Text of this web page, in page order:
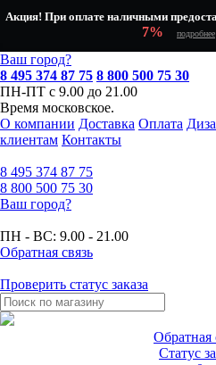
Акция! При оплате наличными
7%
подробнее
Ваш город?
8 495 374 87 75 8 800 500 75 30
ПН-ПТ с 9.00 до 21.00
Время московское.
О компании Доставка Оплата
клиентам Контакты
8 495 374 87 75
8 800 500 75 30
Ваш город?
ПН - ВС: 9.00 - 21.00
Обратная связь
Проверить статус заказа
Обратная
Статус